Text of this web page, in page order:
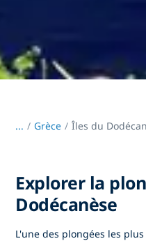
... / Grèce Îles du
Explorer la
Dodécanèse
L'une des plongées les